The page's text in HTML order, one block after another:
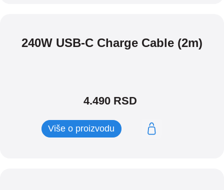
240W USB-C Charge Cable (2m)
4.490 RSD
Više o proizvodu